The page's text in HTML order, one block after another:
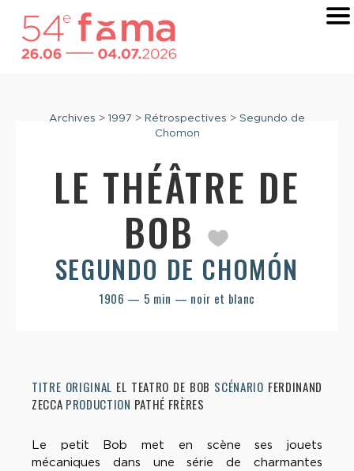
Archives > 1997 > Rétrospectives > Segundo de
Chomon
LE THÉÂTRE DE
BOB
SEGUNDO DE CHOMÓN
1906 — 5 min — noir et blanc
TITRE ORIGINAL EL TEATRO DE BOB SCÉNARIO FERDINAND
ZECCA PRODUCTION PATHÉ FRÈRES
Le petit Bob met en scène ses jouets
mécaniques dans une série de charmantes